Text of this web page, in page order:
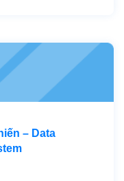
– Data